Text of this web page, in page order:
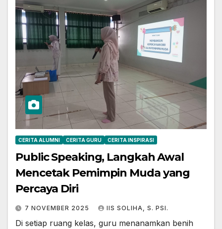
CERITA ALUMNI CERITA GURU CERITA INSPIRASI
Public Speaking, Langkah Awal
Mencetak Pemimpin Muda yang
Percaya Diri
7 NOVEMBER 2025 IIS SOLIHA, S. PSI.
Di setiap ruang kelas, guru menanamkan benih